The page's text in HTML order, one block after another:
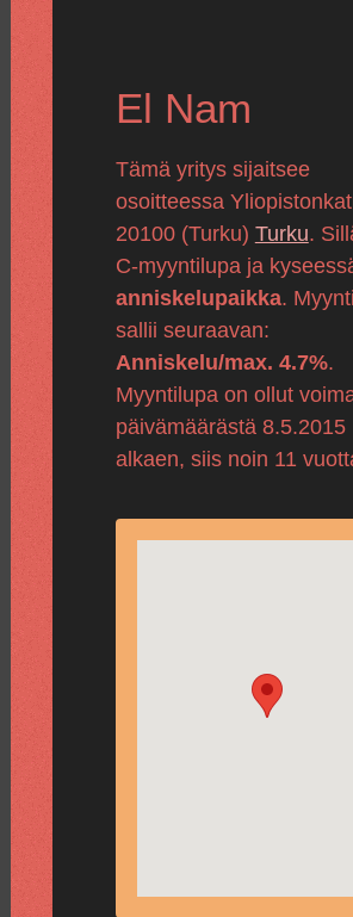
El Nam
Tämä yritys sijaitsee
osoitteessa
20100 (Turku) Turku.
C-myyntilupa ja
anniskelupaikka.
sallii seuraavan:
Anniskelu/max. 4.7%.
Myyntilupa on ollut
päivämäärästä 8.5.2015
alkaen, siis noin 11